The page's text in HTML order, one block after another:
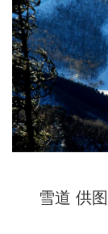
雪道 供